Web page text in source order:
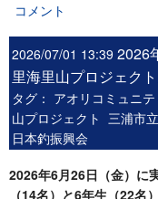
コメント
2026/07/01 13:39 2026
里海里山プロジェク
タグ： アオリコミュニテ
山プロジェクト 三浦市
日本釣振興会
2026年6月26日（金）に
（14名）と6年生（22名